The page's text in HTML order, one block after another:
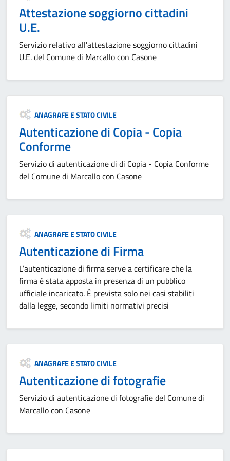
Attestazione soggiorno cittadini
U.E.
Servizio relativo all'attestazione soggiorno cittadini
U.E. del Comune di Marcallo con Casone
Categoria:
ANAGRAFE E STATO CIVILE
Autenticazione di Copia - Copia
Conforme
Servizio di autenticazione di di Copia - Copia Conforme
del Comune di Marcallo con Casone
Categoria:
ANAGRAFE E STATO CIVILE
Autenticazione di Firma
L’autenticazione di firma serve a certificare che la
firma è stata apposta in presenza di un pubblico
ufficiale incaricato. È prevista solo nei casi stabiliti
dalla legge, secondo limiti normativi precisi
Categoria:
ANAGRAFE E STATO CIVILE
Autenticazione di fotografie
Servizio di autenticazione di fotografie del Comune di
Marcallo con Casone